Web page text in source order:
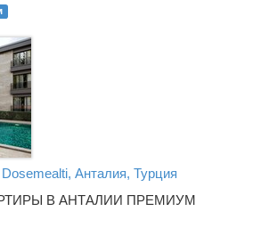
Анталия, Турция
В АНТАЛИИ ПРЕМИУМ